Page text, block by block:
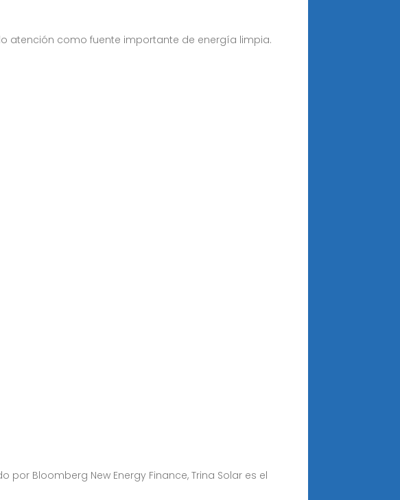
atención como fuente importante de energía limpia.
Bloomberg New Energy Finance, Trina Solar es el